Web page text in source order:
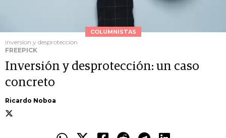
COLUMNISTAS
inversion y desproteccion
FREEPICK
Inversión y desprotección: un caso
concreto
Ricardo Noboa